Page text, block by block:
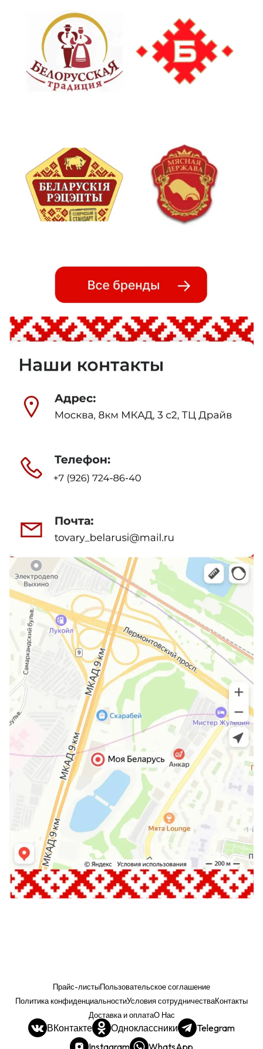
Прайс-листыПользовательское соглашение
Политика конфиденциальностиУсловия сотрудничестваКонтакты
Доставка и оплатаО Нас
ВКонтакте Одноклассники
Telegram